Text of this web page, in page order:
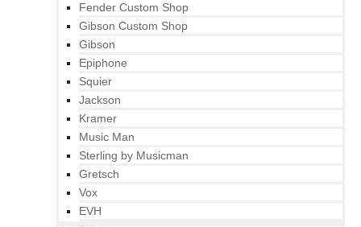
Fender Custom Shop
Gibson Custom Shop
Gibson
Epiphone
Squier
Jackson
Kramer
Music Man
Sterling by Musicman
Gretsch
Vox
EVH